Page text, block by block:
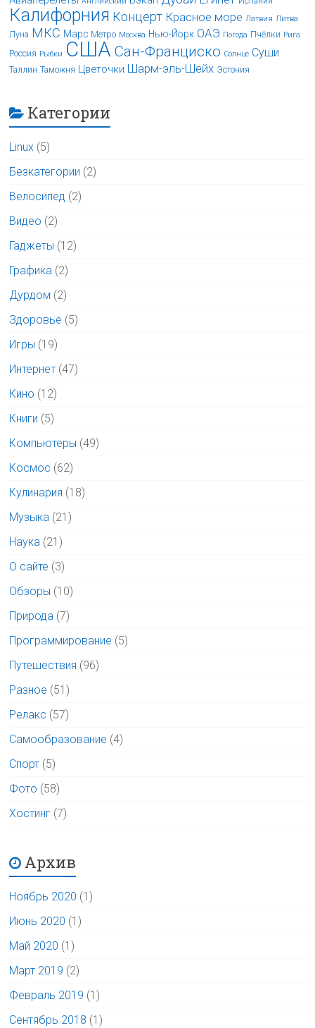
Калифорния Концерт Красное море Латвия Литва
Луна МКС Марс Метро Москва Нью-Йорк ОАЭ Погода Пчёлки Рига
Россия Рыбки США Сан-Франциско Солнце Суши
Таллин Таможня Цветочки Шарм-эль-Шейх Эстония
Категории
Linux (5)
Безкатегории (2)
Велосипед (2)
Видео (2)
Гаджеты (12)
Графика (2)
Дурдом (2)
Здоровье (5)
Игры (19)
Интернет (47)
Кино (12)
Книги (5)
Компьютеры (49)
Космос (62)
Кулинария (18)
Музыка (21)
Наука (21)
О сайте (3)
Обзоры (10)
Природа (7)
Программирование (5)
Путешествия (96)
Разное (51)
Релакс (57)
Самообразование (4)
Спорт (5)
Фото (58)
Хостинг (7)
Архив
Ноябрь 2020 (1)
Июнь 2020 (1)
Май 2020 (1)
Март 2019 (2)
Февраль 2019 (1)
Сентябрь 2018 (1)